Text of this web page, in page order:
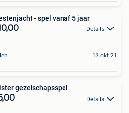
- spel vanaf 5 jaar
Details
13 okt 21
gezelschapsspel
Details